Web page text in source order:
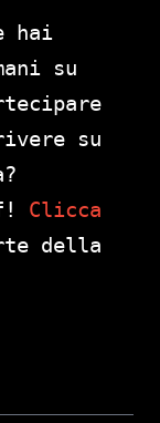
hai
su
su
Clicca
della